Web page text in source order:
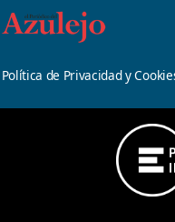
Política de Privacidad y